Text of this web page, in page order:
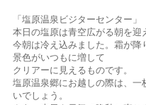
「塩原温泉ビジターセンター」
本日の塩原は青空広がる朝を迎
今朝は冷え込みました。霜が
景色がいつもに増して
クリアーに見えるものです。
塩原温泉郷にお越しの際は、一
いでしょう。